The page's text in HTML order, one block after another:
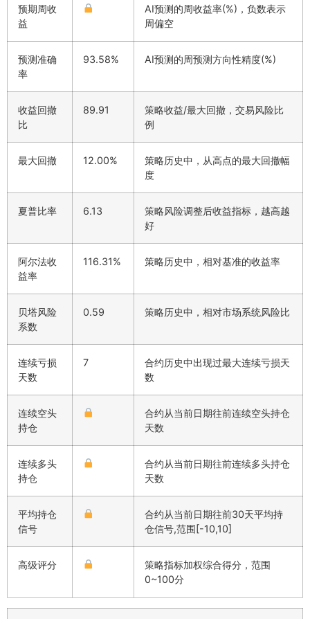
预期周收
益
AI预测的周收益率(%)，负数表示
周偏空
预测准确
率
93.58% AI预测的周预测方向性精度(%)
收益回撤
比
89.91
策略收益/最大回撤，交易风险比
例
最大回撤 12.00%
策略历史中，从高点的最大回撤幅
度
夏普比率 6.13
策略风险调整后收益指标，越高越
好
阿尔法收
益率
116.31% 策略历史中，相对基准的收益率
贝塔风险
系数
0.59 策略历史中，相对市场系统风险比
连续亏损
天数
7
合约历史中出现过最大连续亏损天
数
连续空头
持仓
合约从当前日期往前连续空头持仓
天数
连续多头
持仓
合约从当前日期往前连续多头持仓
天数
平均持仓
信号
合约从当前日期往前30天平均持
仓信号,范围[-10,10]
高级评分
策略指标加权综合得分，范围
0~100分